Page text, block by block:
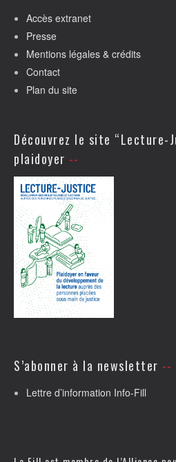
Accès extranet
Presse
Mentions légales & crédits
Contact
Plan du site
Découvrez le site “Lecture-
plaidoyer
S’abonner à la newsletter
Lettre d’information Info-Fill